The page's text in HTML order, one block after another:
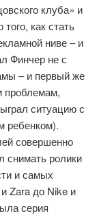
клуба» и
как стать
ниве – и
Финчер не с
– и первый же
проблемам,
ситуацию с
ребенком).
совершенно
снимать ролики
и самых
Zara до Nike и
серия